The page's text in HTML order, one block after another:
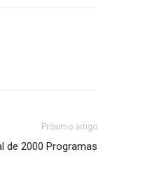
Próximo artigo
de 2000 Programas